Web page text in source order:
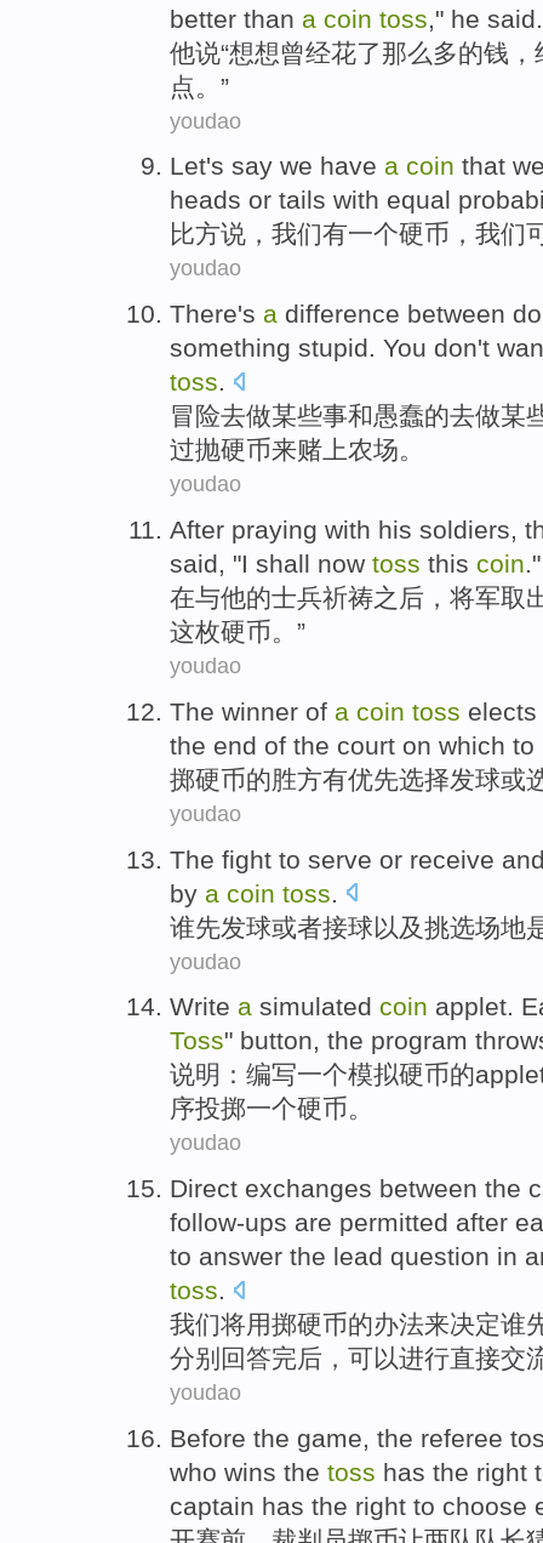
better than a coin toss ," he said
他说“想想曾经花了那么 多的钱
点 。”
youdao
Let's say we have a coin that
heads or tails with equal
比方说 ， 我们有一个硬币 ，我们
youdao
There's a difference between
something stupid. You don't
toss.
冒险去做某些事和愚蠢的去做某
过抛硬币来赌上农场。
youdao
After praying with his soldiers,
said, "I shall now toss this coin."
在与他的士兵祈祷之后， 将军取
这枚硬币。”
youdao
The winner of a coin toss elects
the end of the court on which to
掷硬币的胜方有优先选择发球或
youdao
The fight to serve or receive
by a coin toss
谁先发球或者接球 以及挑选场地
youdao
Write a simulated coin applet.
Toss" button, the program
说明： 编写一个模拟硬币的
序投掷一个硬币。
youdao
Direct exchanges between the
follow-ups are permitted after
to answer the lead question in
toss.
我们将用掷硬币的办法来决定谁
分别回答完后 ， 可以进行直接交
youdao
Before the game, the referee
who wins the toss has the right
captain has the right to choose